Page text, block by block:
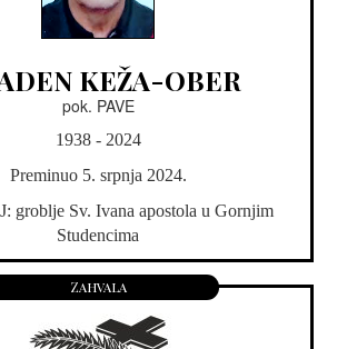
KEŽA-OBER
pok. PAVE
1938 - 2024
Preminuo 5. srpnja 2024.
groblje Sv. Ivana apostola u Gornjim
Studencima
Zahvala